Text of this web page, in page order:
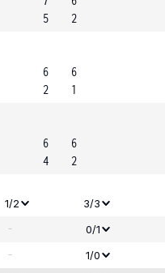
5
2
6
2
6
1
6
4
6
2
1/2
3/3
-
0/1
- 1/0